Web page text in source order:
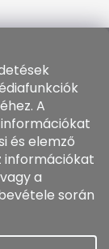
A
és elemző
információkat
a
során